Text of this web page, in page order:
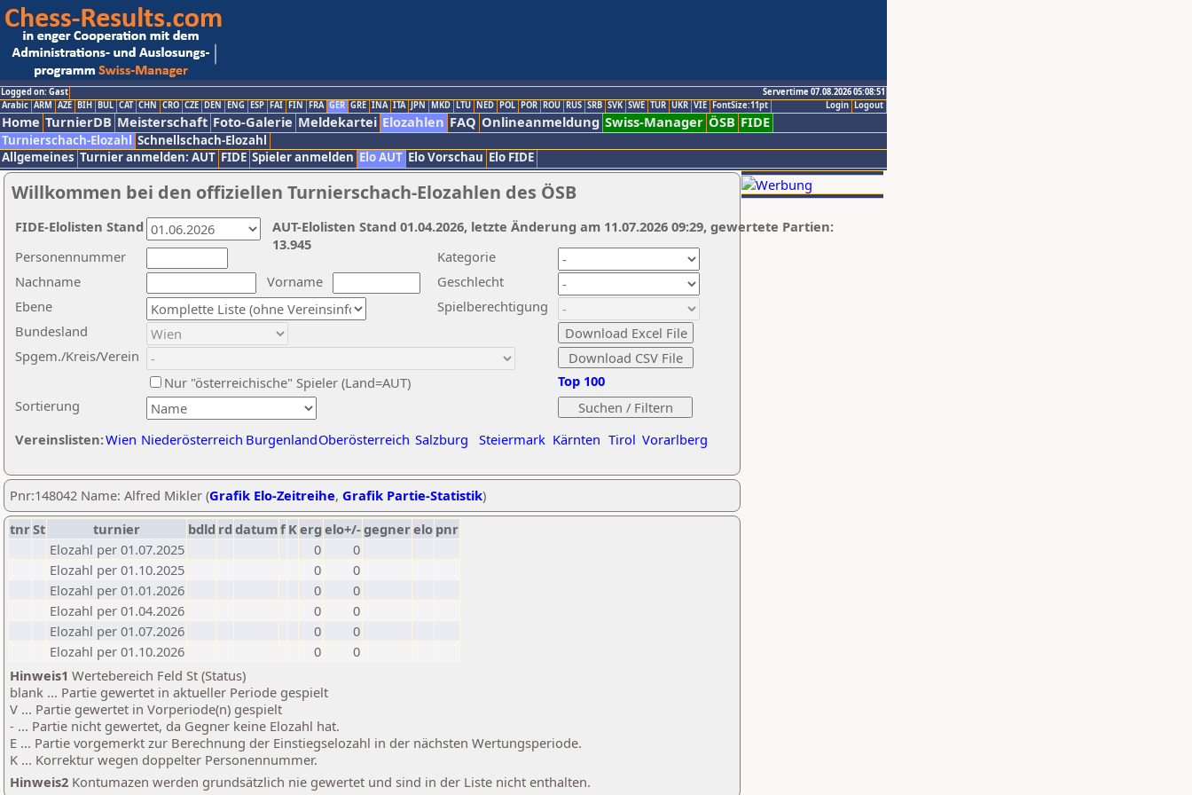
Logged on: Gast
Servertime 07.08.2026 05:08:51
Logout
Login
Arabic ARM AZE BIH BUL CAT CHN CRO CZE DEN ENG ESP FAI FIN FRA GER GRE INA ITA JPN MKD LTU NED POL POR ROU RUS SRB SVK SWE TUR UKR VIE FontSize:11pt
Home TurnierDB Meisterschaft Foto-Galerie Meldekartei Elozahlen FAQ Onlineanmeldung Swiss-Manager ÖSB FIDE
Turnierschach-Elozahl Schnellschach-Elozahl
Allgemeines Turnier anmelden: AUT FIDE Spieler anmelden Elo AUT Elo Vorschau Elo FIDE
Willkommen bei den offiziellen Turnierschach-Elozahlen des ÖSB
Nachname
Vorname
Ebene
Kategorie
Sortierung
Personennummer
Bundesland
Spgem./Kreis/Verein
Geschlecht
Nur "österreichische" Spieler (Land=AUT)
Spielberechtigung
Vereinslisten:Wien Niederösterreich BurgenlandOberösterreich Salzburg Steiermark Kärnten Tirol Vorarlberg
Top 100
AUT-Elolisten Stand 01.04.2026, letzte Änderung am 11.07.2026 09:29, gewertete Partien:
13.945
FIDE-Elolisten Stand
Pnr:148042 Name: Alfred Mikler (Grafik Elo-Zeitreihe, Grafik Partie-Statistik)
tnrSt turnier bdld rd datumf Kerg elo+/-gegnerelo pnr
Elozahl per 01.07.2025
0
0
Elozahl per 01.10.2025
0
0
Elozahl per 01.01.2026
0
0
Elozahl per 01.04.2026
0
0
Elozahl per 01.07.2026
0
0
Elozahl per 01.10.2026
0
0
Hinweis1 Wertebereich Feld St (Status)
blank ... Partie gewertet in aktueller Periode gespielt
V ... Partie gewertet in Vorperiode(n) gespielt
- ... Partie nicht gewertet, da Gegner keine Elozahl hat.
E ... Partie vorgemerkt zur Berechnung der Einstiegselozahl in der nächsten Wertungsperiode.
K ... Korrektur wegen doppelter Personennummer.
Hinweis2 Kontumazen werden grundsätzlich nie gewertet und sind in der Liste nicht enthalten.